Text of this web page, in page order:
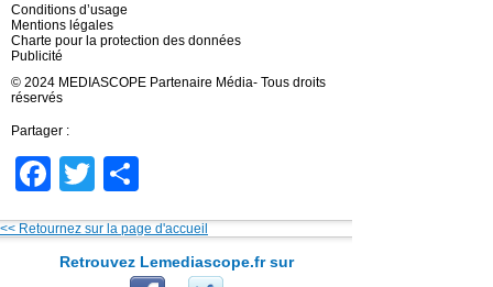
Conditions d’usage
Mentions légales
Charte pour la protection des données
Publicité
© 2024 MEDIASCOPE Partenaire Média- Tous droits
réservés
Partager :
Facebook
Twitter
<< Retournez sur la page d'accueil
Retrouvez Lemediascope.fr sur